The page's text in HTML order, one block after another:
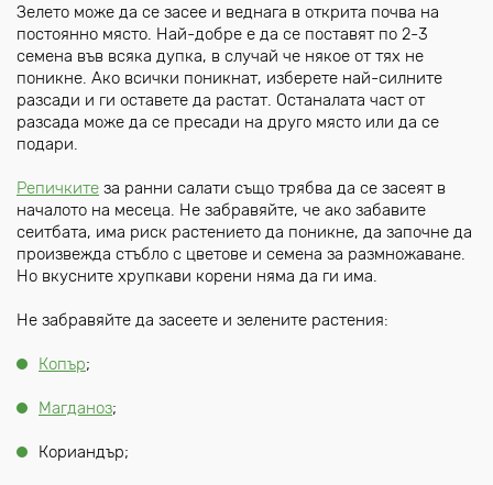
Зелето може да се засее и веднага в открита почва на
постоянно място. Най-добре е да се поставят по 2-3
семена във всяка дупка, в случай че някое от тях не
поникне. Ако всички поникнат, изберете най-силните
разсади и ги оставете да растат. Останалата част от
разсада може да се пресади на друго място или да се
подари.
Репичките за ранни салати също трябва да се засеят в
началото на месеца. Не забравяйте, че ако забавите
сеитбата, има риск растението да поникне, да започне да
произвежда стъбло с цветове и семена за размножаване.
Но вкусните хрупкави корени няма да ги има.
Не забравяйте да засеете и зелените растения:
Копър;
Магданоз;
Кориандър;